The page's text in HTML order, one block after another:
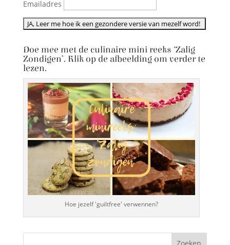
Emailadres
Doe mee met de culinaire mini reeks ‘Zalig
Zondigen’. Klik op de afbeelding om verder te
lezen.
Hoe jezelf 'guiltfree' verwennen?